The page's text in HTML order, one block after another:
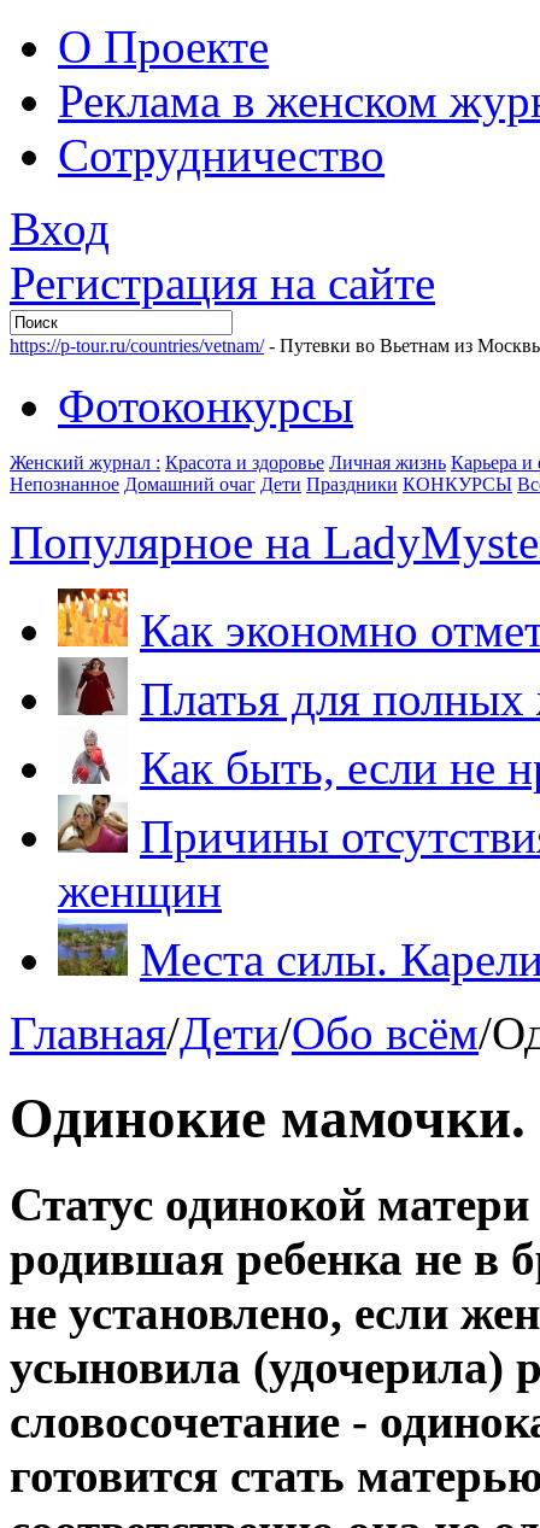
О Проекте
Реклама в женском
Сотрудничество
Вход
Регистрация на сайте
https://p-tour.ru/countries/vetnam/- Путевки во Вьетнам из
Фотоконкурсы
Женский журнал : Красота и здоровье Личная жизнь Карьера
Непознанное Домашний очаг Дети Праздники КОНКУРСЫ
Популярное на
Как экономно
Платья для
Как быть, если не
Причины
женщин
Места силы.
Главная/Дети/Обо всём/
Одинокие мамочки.
Статус одинокой
родившая ребенка не в
не установлено, если
усыновила (удочерила)
словосочетание -
готовится стать